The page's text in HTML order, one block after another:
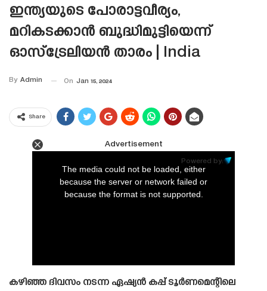
ഇന്ത്യയുടെ പോരാട്ടവീര്യം,
മറികടക്കാൻ ബുദ്ധിമുട്ടിയെന്ന്
ഓസ്‌ട്രേലിയൻ താരം | India
By Admin On Jan 15, 2024
Share
Advertisement
Powered by:
The media could not be loaded, either
because the server or network failed or
because the format is not supported.
കഴിഞ്ഞ ദിവസം നടന്ന ഏഷ്യൻ കപ്പ് ടൂർണമെന്റിലെ